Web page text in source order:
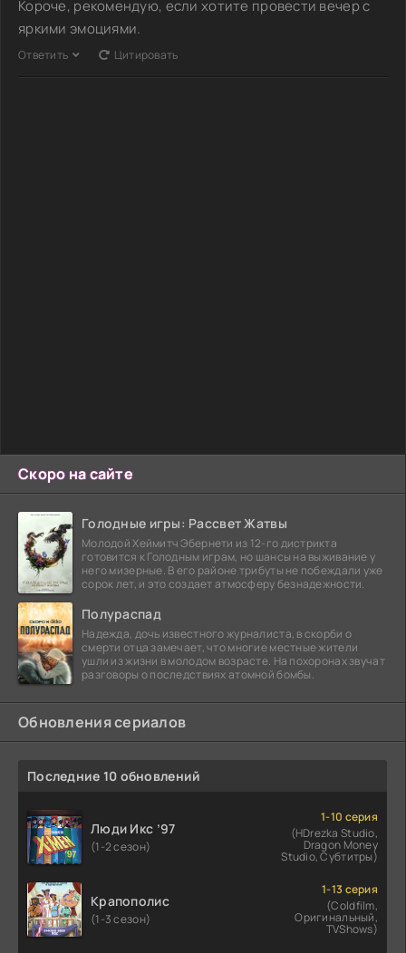
Скоро на сайте
Голодные игры: Рассвет Жатвы
Молодой Хеймитч Эбернети из 12-го дистрикта
готовится к Голодным играм, но шансы на выживание у
него мизерные. В его районе трибуты не побеждали уже
сорок лет, и это создает атмосферу безнадежности.
Полураспад
Надежда, дочь известного журналиста, в скорби о
смерти отца замечает, что многие местные жители
ушли из жизни в молодом возрасте. На похоронах звучат
разговоры о последствиях атомной бомбы.
Обновления сериалов
Последние 10 обновлений
Люди Икс ’97
(1-2 сезон)
1-10 серия
(HDrezka Studio,
Dragon Money
Studio, Субтитры)
Крапополис
(1-3 сезон)
1-13 серия
(Coldfilm,
Оригинальный,
TVShows)
Короче, рекомендую, если хотите провести вечер с
яркими эмоциями.
Ответить Цитировать